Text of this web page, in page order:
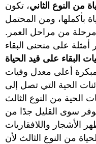
من النوع الثاني، تكون
بأكملها، ومن المحتمل
من مراحل العمر.
على منحنى البقاء
البقاء على قيد الحياة
أعلى معدل وفيات
الحية التي تصل إلى
الحية من النوع الثالث
توفر سوى القليل جدًا من
الأشجار واللافقاريات
من النوع الثالث لأن